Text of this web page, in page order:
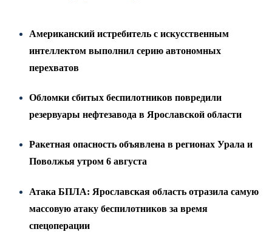
Американский истребитель с искусственным
интеллектом выполнил серию автономных
перехватов
Обломки сбитых беспилотников повредили
резервуары нефтезавода в Ярославской области
Ракетная опасность объявлена в регионах Урала и
Поволжья утром 6 августа
Атака БПЛА: Ярославская область отразила самую
массовую атаку беспилотников за время
спецоперации